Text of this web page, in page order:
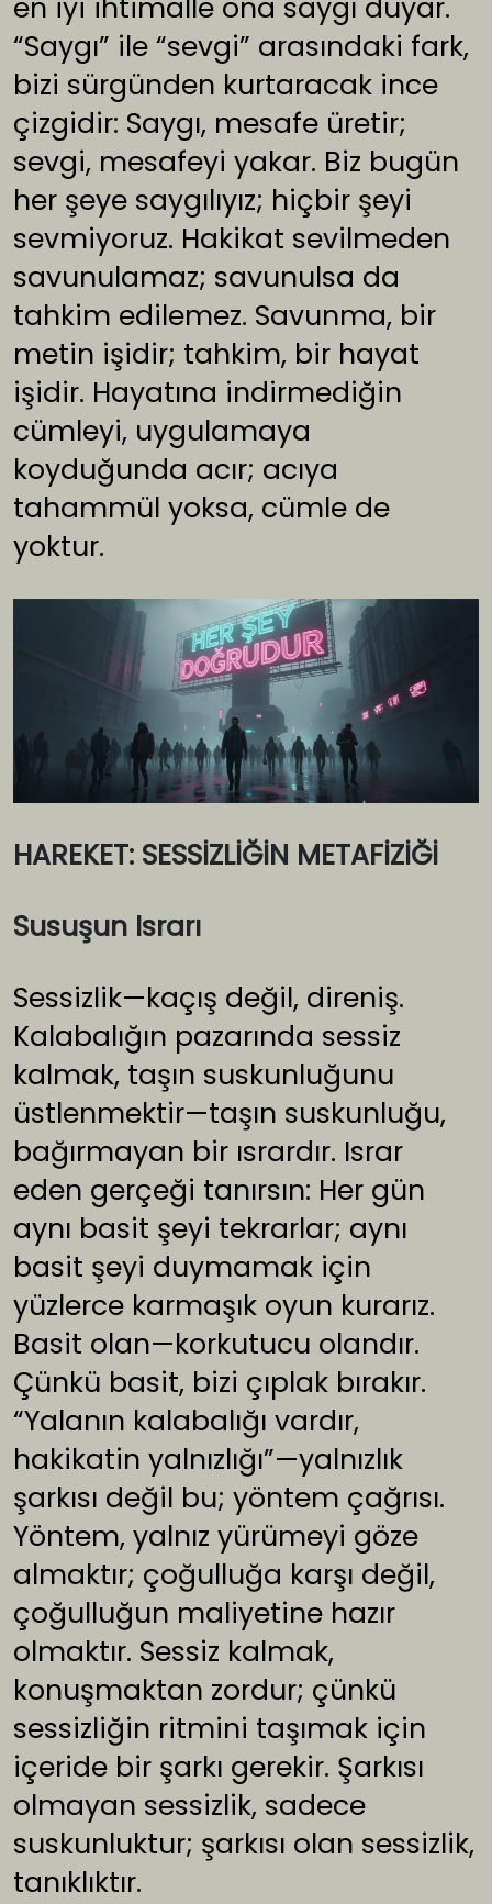
en iyi ihtimalle ona saygı duyar.
“Saygı” ile “sevgi” arasındaki fark,
bizi sürgünden kurtaracak ince
çizgidir: Saygı, mesafe üretir;
sevgi, mesafeyi yakar. Biz bugün
her şeye saygılıyız; hiçbir şeyi
sevmiyoruz. Hakikat sevilmeden
savunulamaz; savunulsa da
tahkim edilemez. Savunma, bir
metin işidir; tahkim, bir hayat
işidir. Hayatına indirmediğin
cümleyi, uygulamaya
koyduğunda acır; acıya
tahammül yoksa, cümle de
yoktur.
HAREKET: SESSİZLİĞİN METAFİZİĞİ
Susuşun Israrı
Sessizlik—kaçış değil, direniş.
Kalabalığın pazarında sessiz
kalmak, taşın suskunluğunu
üstlenmektir—taşın suskunluğu,
bağırmayan bir ısrardır. Israr
eden gerçeği tanırsın: Her gün
aynı basit şeyi tekrarlar; aynı
basit şeyi duymamak için
yüzlerce karmaşık oyun kurarız.
Basit olan—korkutucu olandır.
Çünkü basit, bizi çıplak bırakır.
“Yalanın kalabalığı vardır,
hakikatin yalnızlığı”—yalnızlık
şarkısı değil bu; yöntem çağrısı.
Yöntem, yalnız yürümeyi göze
almaktır; çoğulluğa karşı değil,
çoğulluğun maliyetine hazır
olmaktır. Sessiz kalmak,
konuşmaktan zordur; çünkü
sessizliğin ritmini taşımak için
içeride bir şarkı gerekir. Şarkısı
olmayan sessizlik, sadece
suskunluktur; şarkısı olan sessizlik,
tanıklıktır.